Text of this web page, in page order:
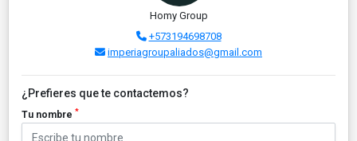
Homy Group
+573194698708
imperiagroupaliados@gmail.com
¿Prefieres que te contactemos?
Tu nombre *